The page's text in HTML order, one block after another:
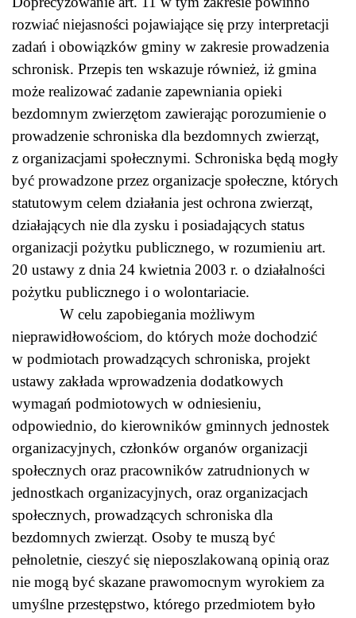
rozwiać niejasności pojawiające się przy interpretacji
zadań i obowiązków gminy w zakresie prowadzenia
schronisk. Przepis ten wskazuje również, iż gmina
może realizować zadanie zapewniania opieki
bezdomnym zwierzętom zawierając porozumienie o
prowadzenie schroniska dla bezdomnych zwierząt,
z organizacjami społecznymi. Schroniska będą mogły
być prowadzone przez organizacje społeczne, których
statutowym celem działania jest ochrona zwierząt,
działających nie dla zysku i posiadających status
organizacji pożytku publicznego, w rozumieniu art.
20 ustawy z dnia 24 kwietnia 2003 r. o działalności
pożytku publicznego i o wolontariacie.
W celu zapobiegania możliwym
nieprawidłowościom, do których może dochodzić
w podmiotach prowadzących schroniska, projekt
ustawy zakłada wprowadzenia dodatkowych
wymagań podmiotowych w odniesieniu,
odpowiednio, do kierowników gminnych jednostek
organizacyjnych, członków organów organizacji
społecznych oraz pracowników zatrudnionych w
jednostkach organizacyjnych, oraz organizacjach
społecznych, prowadzących schroniska dla
bezdomnych zwierząt. Osoby te muszą być
pełnoletnie, cieszyć się nieposzlakowaną opinią oraz
nie mogą być skazane prawomocnym wyrokiem za
umyślne przestępstwo, którego przedmiotem było